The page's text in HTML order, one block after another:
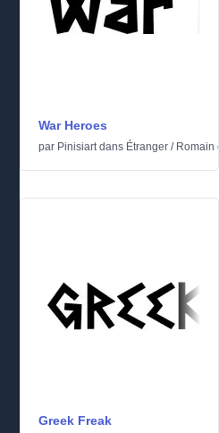
War Heroes
par Pinisiartdans Étranger / Romain
Greek Freak